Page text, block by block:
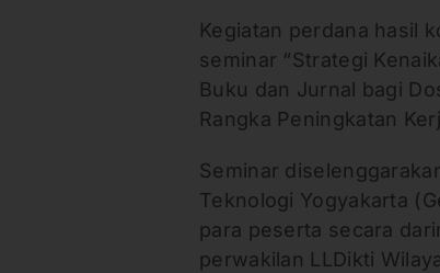
Kegiatan perdana hasil
seminar “Strategi
Buku dan Jurnal bagi
Rangka Peningkatan
Seminar
Teknologi Yogyakarta
para peserta secara
perwakilan LLDikti